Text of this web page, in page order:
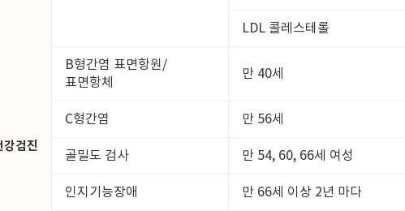
강검진
LDL 콜레스테롤
B형간염 표면항원/
표면항체
만 40세
C형간염 만 56세
골밀도 검사 만 54, 60, 66세 여성
인지기능장애 만 66세 이상 2년 마다